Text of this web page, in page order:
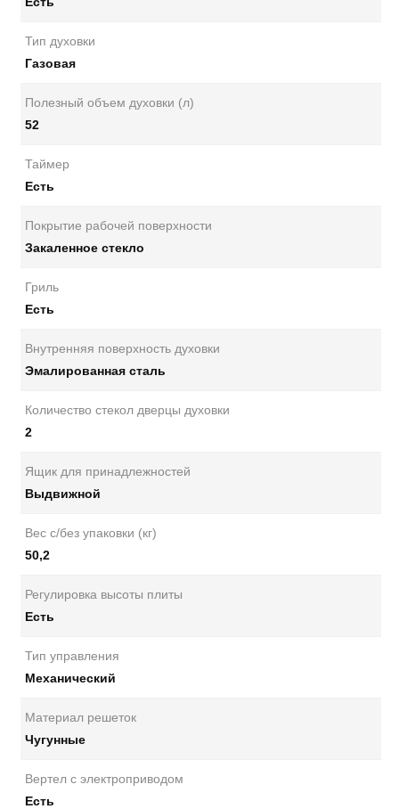
Тип духовки
Газовая
Полезный объем духовки (л)
52
Таймер
Есть
Покрытие рабочей поверхности
Закаленное стекло
Гриль
Есть
Внутренняя поверхность духовки
Эмалированная сталь
Количество стекол дверцы духовки
2
Ящик для принадлежностей
Выдвижной
Вес с/без упаковки (кг)
50,2
Регулировка высоты плиты
Есть
Тип управления
Механический
Материал решеток
Чугунные
Вертел с электроприводом
Есть